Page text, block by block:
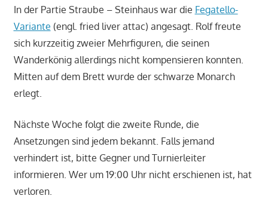
In der Partie Straube – Steinhaus war die Fegatello-
Variante (engl. fried liver attac) angesagt. Rolf freute
sich kurzzeitig zweier Mehrfiguren, die seinen
Wanderkönig allerdings nicht kompensieren konnten.
Mitten auf dem Brett wurde der schwarze Monarch
erlegt.
Nächste Woche folgt die zweite Runde, die
Ansetzungen sind jedem bekannt. Falls jemand
verhindert ist, bitte Gegner und Turnierleiter
informieren. Wer um 19:00 Uhr nicht erschienen ist, hat
verloren.